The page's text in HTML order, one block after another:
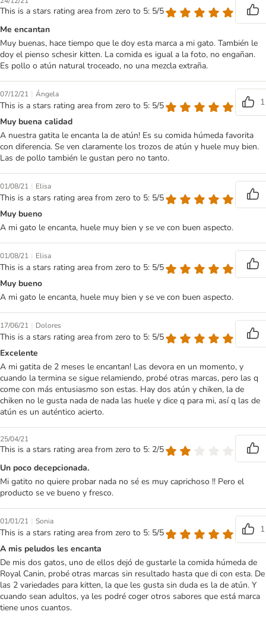
This is a stars rating area from zero to 5: 5/5
Me encantan
Muy buenas, hace tiempo que le doy esta marca a mi gato. También le
doy el pienso schesir kitten. La comida es igual a la foto, no engañan.
Es pollo o atún natural troceado, no una mezcla extraña.
07/12/21 | Ángela
This is a stars rating area from zero to 5: 5/5
1
Muy buena calidad
A nuestra gatita le encanta la de atún! Es su comida húmeda favorita
con diferencia. Se ven claramente los trozos de atún y huele muy bien.
Las de pollo también le gustan pero no tanto.
01/08/21 | Elisa
This is a stars rating area from zero to 5: 5/5
Muy bueno
A mi gato le encanta, huele muy bien y se ve con buen aspecto.
01/08/21 | Elisa
This is a stars rating area from zero to 5: 5/5
Muy bueno
A mi gato le encanta, huele muy bien y se ve con buen aspecto.
17/06/21 | Dolores
This is a stars rating area from zero to 5: 5/5
Excelente
A mi gatita de 2 meses le encantan! Las devora en un momento, y
cuando la termina se sigue relamiendo, probé otras marcas, pero las q
come con más entusiasmo son estas. Hay dos atún y chiken, la de
chiken no le gusta nada de nada las huele y dice q para mi, así q las de
atún es un auténtico acierto.
25/04/21
This is a stars rating area from zero to 5: 2/5
Un poco decepcionada.
Mi gatito no quiere probar nada no sé es muy caprichoso !! Pero el
producto se ve bueno y fresco.
01/01/21 | Sonia
This is a stars rating area from zero to 5: 5/5
1
A mis peludos les encanta
De mis dos gatos, uno de ellos dejó de gustarle la comida húmeda de
Royal Canin, probé otras marcas sin resultado hasta que di con esta. De
las 2 variedades para kitten, la que les gusta sin duda es la de atún. Y
cuando sean adultos, ya les podré coger otros sabores que está marca
tiene unos cuantos.